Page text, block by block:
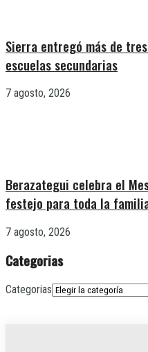
Sierra entregó más de
escuelas secundarias
7 agosto, 2026
Berazategui celebra el
festejo para toda la
7 agosto, 2026
Categorias
Categorias